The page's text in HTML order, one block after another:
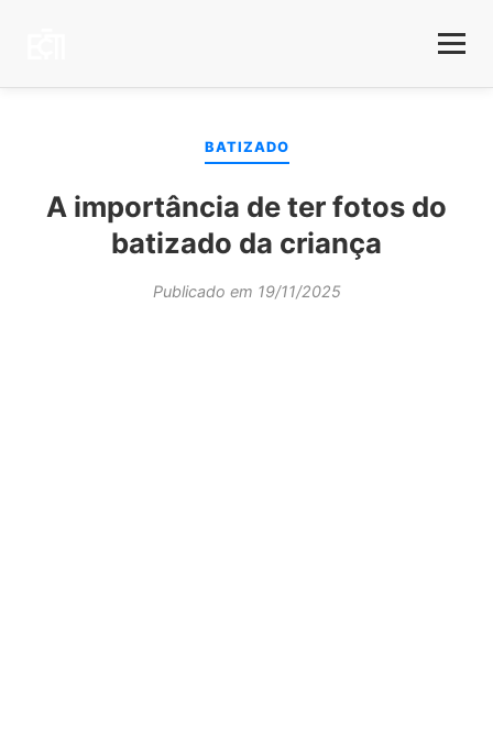
BATIZADO
A importância de ter fotos do
batizado da criança
Publicado em 19/11/2025